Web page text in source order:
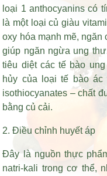
loại 1 anthocyanins có
là một loại củ giàu
oxy hóa mạnh mẽ, ngăn
giúp ngăn ngừa ung
tiêu diệt các tế bào
hủy của loại tế bào
isothiocyanates – chất
bằng củ cải.
2. Điều chỉnh huyết áp
Đây là nguồn thực
natri-kali trong cơ thể,